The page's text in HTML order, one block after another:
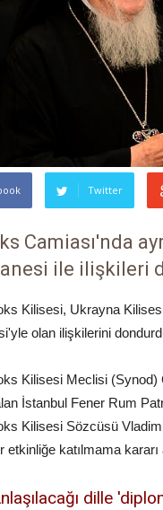
Twitter
Camiası'nda
ile ilişkileri
Kilisesi, Ukrayna
olan ilişkilerini
Kilisesi Meclisi (Synod)
İstanbul Fener Rum
Kilisesi Sözcüsü
katılmama kararı
dille